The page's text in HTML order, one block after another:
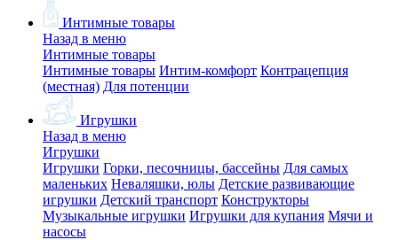
Интимные товары
Назад в меню
Интимные товары
Интимные товары Интим-комфорт Контрацепция
(местная) Для потенции
Игрушки
Назад в меню
Игрушки
Игрушки Горки, песочницы, бассейны Для самых
маленьких Неваляшки, юлы Детские развивающие
игрушки Детский транспорт Конструкторы
Музыкальные игрушки Игрушки для купания Мячи и
насосы